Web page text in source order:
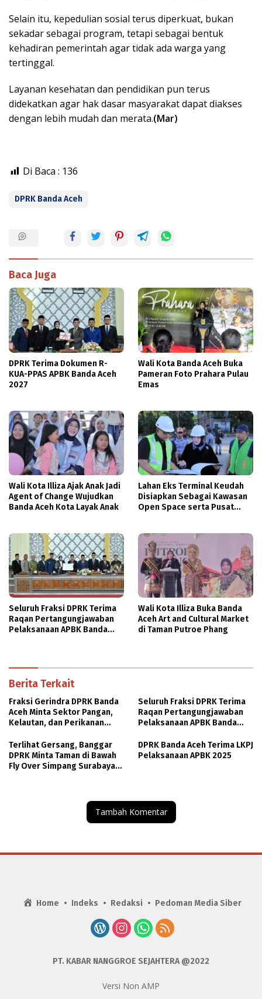
Selain itu, kepedulian sosial terus diperkuat, bukan
sekadar sebagai program, tetapi sebagai bentuk
kehadiran pemerintah agar tidak ada warga yang
tertinggal.
Layanan kesehatan dan pendidikan pun terus
didekatkan agar hak dasar masyarakat dapat diakses
dengan lebih mudah dan merata.(Mar)
Di Baca : 136
DPRK Banda Aceh
Baca Juga
DPRK Terima Dokumen R-
KUA-PPAS APBK Banda Aceh
2027
Wali Kota Banda Aceh Buka
Pameran Foto Prahara Pulau
Emas
Wali Kota Illiza Ajak Anak Jadi
Agent of Change Wujudkan
Banda Aceh Kota Layak Anak
Lahan Eks Terminal Keudah
Disiapkan Sebagai Kawasan
Open Space serta Pusat
Seluruh Fraksi DPRK Terima
Raqan Pertangungjawaban
Pelaksanaan APBK Banda
Wali Kota Illiza Buka Banda
Aceh Art and Cultural Market
di Taman Putroe Phang
Berita Terkait
Fraksi Gerindra DPRK Banda
Aceh Minta Sektor Pangan,
Kelautan, dan Perikanan
Seluruh Fraksi DPRK Terima
Raqan Pertangungjawaban
Pelaksanaan APBK Banda
Terlihat Gersang, Banggar
DPRK Minta Taman di Bawah
Fly Over Simpang Surabaya
DPRK Banda Aceh Terima LKPJ
Pelaksanaan APBK 2025
Tambah Komentar
Home Indeks Redaksi Pedoman Media Siber
PT. KABAR NANGGROE SEJAHTERA @2022
Versi Non AMP